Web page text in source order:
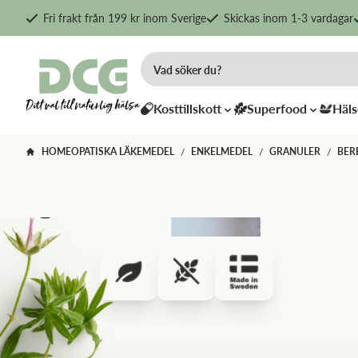
Fri frakt från 199 kr inom Sverige Skickas inom 1-3 vardagar
Kosttillskott Superfood
HOMEOPATISKA LÄKEMEDEL / ENKELMEDEL / GRANULER /